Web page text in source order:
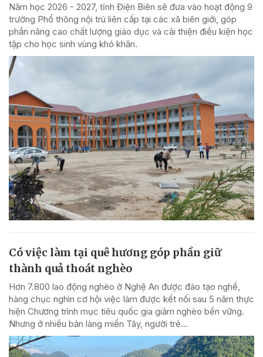
Năm học 2026 - 2027, tỉnh Điện Biên sẽ đưa vào hoạt động 9
trường Phổ thông nội trú liên cấp tại các xã biên giới, góp
phần nâng cao chất lượng giáo dục và cải thiện điều kiện học
tập cho học sinh vùng khó khăn.
Có việc làm tại quê hương góp phần giữ
thành quả thoát nghèo
Hơn 7.800 lao động nghèo ở Nghệ An được đào tạo nghề,
hàng chục nghìn cơ hội việc làm được kết nối sau 5 năm thực
hiện Chương trình mục tiêu quốc gia giảm nghèo bền vững.
Nhưng ở nhiều bản làng miền Tây, người trẻ...